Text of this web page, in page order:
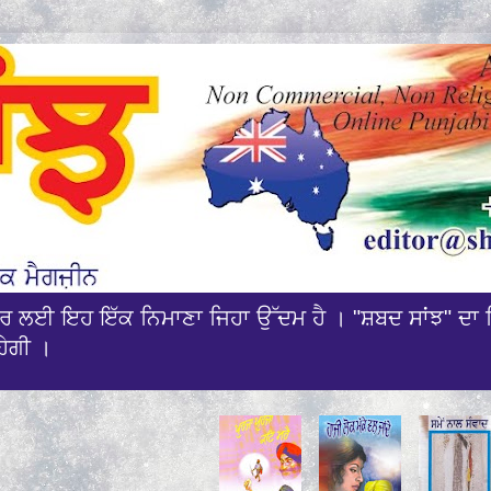
ਲਈ ਇਹ ਇੱਕ ਨਿਮਾਣਾ ਜਿਹਾ ਉੱਦਮ ਹੈ । "ਸ਼ਬਦ ਸਾਂਝ" ਦਾ
।